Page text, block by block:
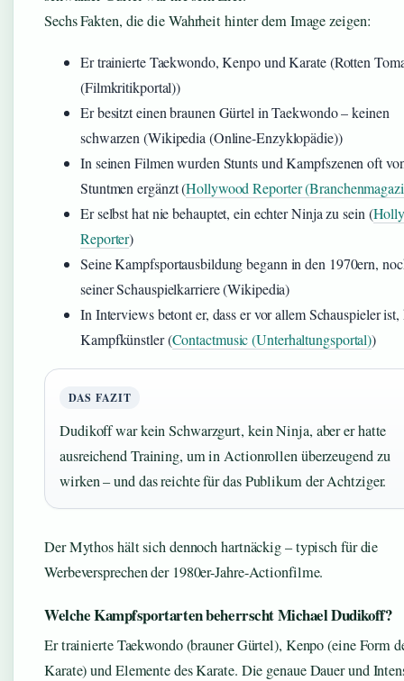
Sechs Fakten, die die Wahrheit hinter dem Image zeigen:
Er trainierte Taekwondo, Kenpo und Karate (Rotten
(Filmkritikportal))
Er besitzt einen braunen Gürtel in Taekwondo – keinen
schwarzen (Wikipedia (Online-Enzyklopädie))
In seinen Filmen wurden Stunts und Kampfszenen oft
Stuntmen ergänzt (Hollywood Reporter
Er selbst hat nie behauptet, ein echter Ninja zu sein (
Reporter)
Seine Kampfsportausbildung begann in den 1970ern,
seiner Schauspielkarriere (Wikipedia)
In Interviews betont er, dass er vor allem Schauspieler
Kampfkünstler (Contactmusic (Unterhaltungsportal))
DAS FAZIT
Dudikoff war kein Schwarzgurt, kein Ninja, aber er hatte
ausreichend Training, um in Actionrollen überzeugend zu
wirken – und das reichte für das Publikum der Achtziger.
Der Mythos hält sich dennoch hartnäckig – typisch für die
Werbeversprechen der 1980er-Jahre-Actionfilme.
Welche Kampfsportarten beherrscht Michael Dudikoff?
Er trainierte Taekwondo (brauner Gürtel), Kenpo (eine Form
Karate) und Elemente des Karate. Die genaue Dauer und